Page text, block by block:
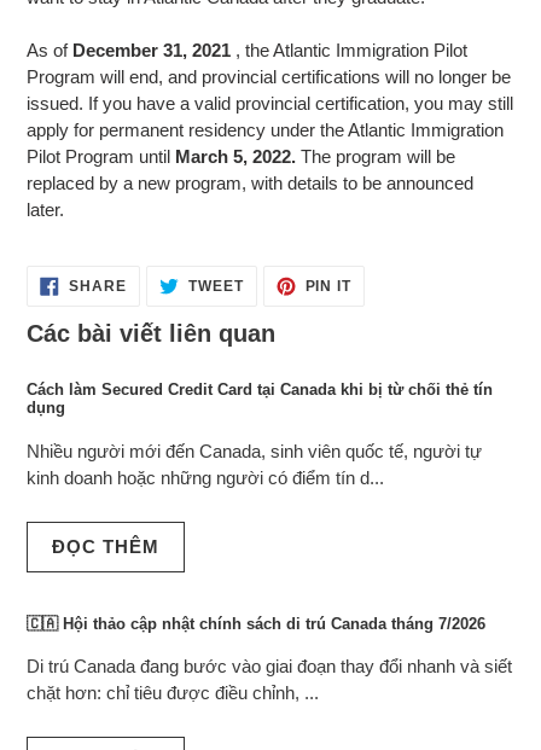
As of December 31, 2021 , the Atlantic Immigration Pilot
Program will end, and provincial certifications will no longer be
issued. If you have a valid provincial certification, you may still
apply for permanent residency under the Atlantic Immigration
Pilot Program until March 5, 2022. The program will be
replaced by a new program, with details to be announced
later.
SHARESHARE
ON
TWEETTWEET PIN ITPIN
Các bài viết liên quan
Cách làm Secured Credit Card tại Canada khi bị từ chối thẻ tín
dụng
Nhiều người mới đến Canada, sinh viên quốc tế, người tự
kinh doanh hoặc những người có điểm tín d...
ĐỌC THÊM
🇨🇦 Hội thảo cập nhật chính sách di trú Canada tháng 7/2026
Di trú Canada đang bước vào giai đoạn thay đổi nhanh và siết
chặt hơn: chỉ tiêu được điều chỉnh, ...